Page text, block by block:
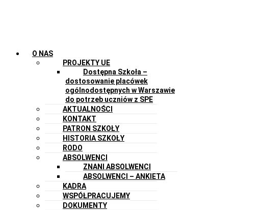
O NAS
PROJEKTY UE
Dostępna Szkoła –
dostosowanie placówek
ogólnodostępnych w Warszawie
do potrzeb uczniów z SPE
AKTUALNOŚCI
KONTAKT
PATRON SZKOŁY
HISTORIA SZKOŁY
RODO
ABSOLWENCI
ZNANI ABSOLWENCI
ABSOLWENCI – ANKIETA
KADRA
WSPÓŁPRACUJEMY
DOKUMENTY